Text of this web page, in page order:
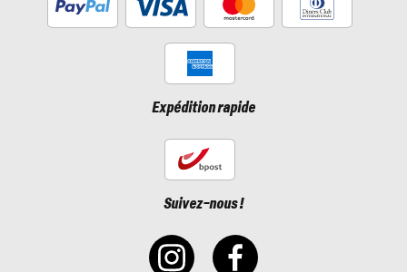
Expédition rapide
Suivez-nous !